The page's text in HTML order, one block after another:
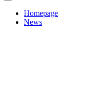
Homepage
News